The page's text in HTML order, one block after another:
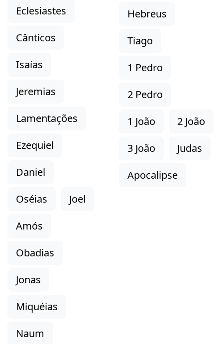
Eclesiastes
Cânticos
Isaías
Jeremias
Lamentações
Ezequiel
Daniel
Oséias
Joel
Amós
Obadias
Jonas
Miquéias
Naum
Hebreus
Tiago
1 Pedro
2 Pedro
1 João
2 João
3 João
Judas
Apocalipse